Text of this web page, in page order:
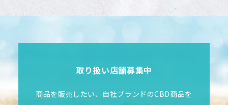
取り扱い店舗募集中
商品を販売したい、自社ブランドのCBD商品を